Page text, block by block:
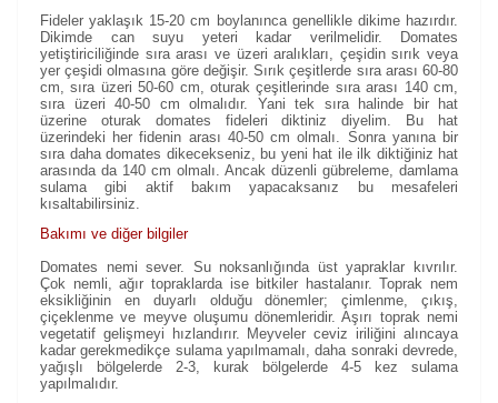
Fideler yaklaşık 15-20 cm boylanınca genellikle dikime hazırdır.
Dikimde can suyu yeteri kadar verilmelidir. Domates
yetiştiriciliğinde sıra arası ve üzeri aralıkları, çeşidin sırık veya
yer çeşidi olmasına göre değişir. Sırık çeşitlerde sıra arası 60-80
cm, sıra üzeri 50-60 cm, oturak çeşitlerinde sıra arası 140 cm,
sıra üzeri 40-50 cm olmalıdır. Yani tek sıra halinde bir hat
üzerine oturak domates fideleri diktiniz diyelim. Bu hat
üzerindeki her fidenin arası 40-50 cm olmalı. Sonra yanına bir
sıra daha domates dikecekseniz, bu yeni hat ile ilk diktiğiniz hat
arasında da 140 cm olmalı. Ancak düzenli gübreleme, damlama
sulama gibi aktif bakım yapacaksanız bu mesafeleri
kısaltabilirsiniz.
Bakımı ve diğer bilgiler
Domates nemi sever. Su noksanlığında üst yapraklar kıvrılır.
Çok nemli, ağır topraklarda ise bitkiler hastalanır. Toprak nem
eksikliğinin en duyarlı olduğu dönemler; çimlenme, çıkış,
çiçeklenme ve meyve oluşumu dönemleridir. Aşırı toprak nemi
vegetatif gelişmeyi hızlandırır. Meyveler ceviz iriliğini alıncaya
kadar gerekmedikçe sulama yapılmamalı, daha sonraki devrede,
yağışlı bölgelerde 2-3, kurak bölgelerde 4-5 kez sulama
yapılmalıdır.